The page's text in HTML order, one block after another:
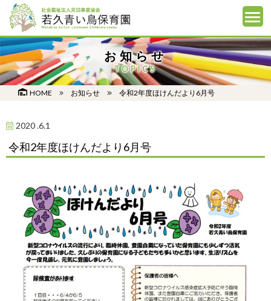
お知らせ
TOPICS
HOME お知らせ 令和2年度ほけんだより6月号
2020 .6.1
令和2年度ほけんだより6月号